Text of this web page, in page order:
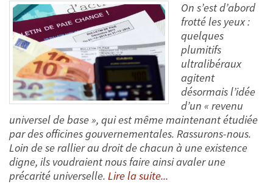
On s’est d’abord
frotté les yeux :
quelques
plumitifs
ultralibéraux
agitent
désormais l’idée
d’un « revenu
universel de base », qui est même maintenant étudiée
par des officines gouvernementales. Rassurons-nous.
Loin de se rallier au droit de chacun à une existence
digne, ils voudraient nous faire ainsi avaler une
précarité universelle. Lire la suite...